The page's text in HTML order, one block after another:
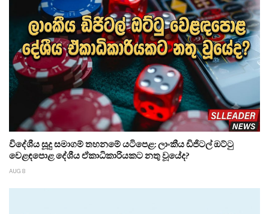
විදේශීය සූදු සමාගම් තහනමේ යටිපෙළ: ලාංකීය ඩිජිටල් ඔට්ටු
වෙළඳපොළ දේශීය ඒකාධිකාරියකට නතු වූයේද?
AUG 8